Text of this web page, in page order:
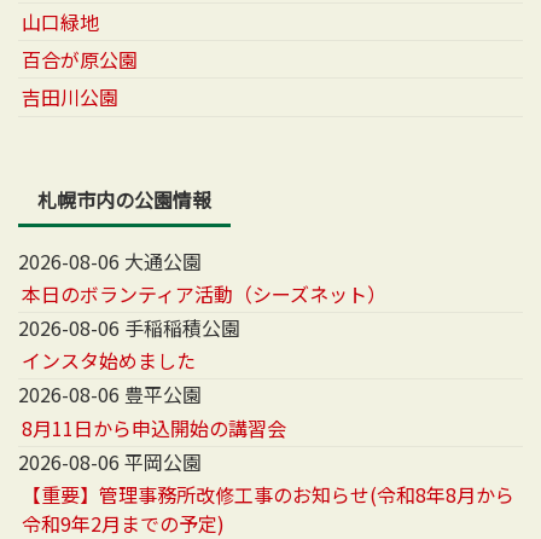
山口緑地
百合が原公園
吉田川公園
札幌市内の公園情報
2026-08-06 大通公園
本日のボランティア活動（シーズネット）
2026-08-06 手稲稲積公園
インスタ始めました
2026-08-06 豊平公園
8月11日から申込開始の講習会
2026-08-06 平岡公園
【重要】管理事務所改修工事のお知らせ(令和8年8月から
令和9年2月までの予定)